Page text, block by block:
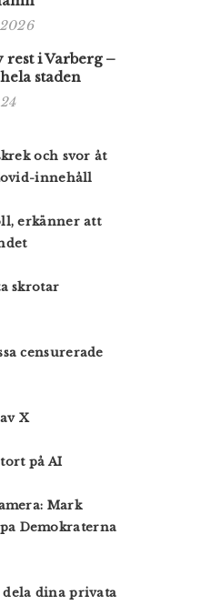
rest i Varberg –
staden
och svor åt
innehåll
erkänner att
skrotar
censurerade
X
på AI
Mark
Demokraterna
dina privata